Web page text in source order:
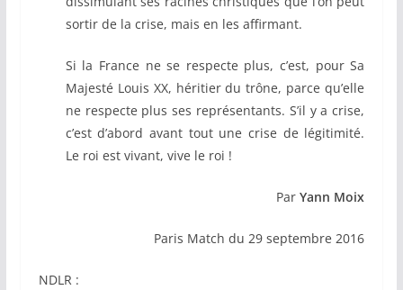
sortir de la crise, mais en les affirmant.
Si la France ne se respecte plus, c’est, pour Sa
Majesté Louis XX, héritier du trône, parce qu’elle
ne respecte plus ses représentants. S’il y a crise,
c’est d’abord avant tout une crise de légitimité.
Le roi est vivant, vive le roi !
ParYann Moix
Paris Match du 29 septembre 2016
NDLR :